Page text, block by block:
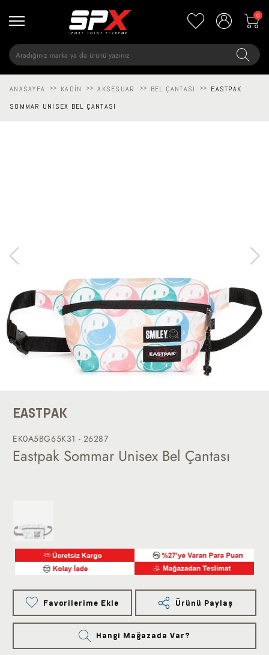
0
ANASAYFA >> KADIN >> AKSESUAR >> BEL ÇANTASI >>
EASTPAK
SOMMAR UNISEX BEL ÇANTASI
EASTPAK
EK0A5BG65K31 - 26287
Eastpak Sommar Unisex Bel Çantası
Favorilerime Ekle Ürünü Paylaş
Hangi Mağazada Var?